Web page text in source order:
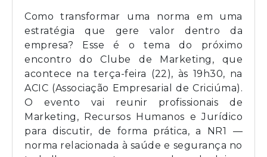
Como transformar uma norma em uma
estratégia que gere valor dentro da
empresa? Esse é o tema do próximo
encontro do Clube de Marketing, que
acontece na terça-feira (22), às 19h30, na
ACIC (Associação Empresarial de Criciúma).
O evento vai reunir profissionais de
Marketing, Recursos Humanos e Jurídico
para discutir, de forma prática, a NR1 —
norma relacionada à saúde e segurança no